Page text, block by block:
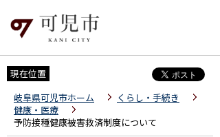
現在位置
岐阜県可児市ホーム
くらし・手続き
健康・医療
予防接種健康被害救済制度について